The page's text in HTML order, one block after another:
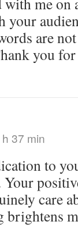
your
are
you
37 min
to
care
brightens